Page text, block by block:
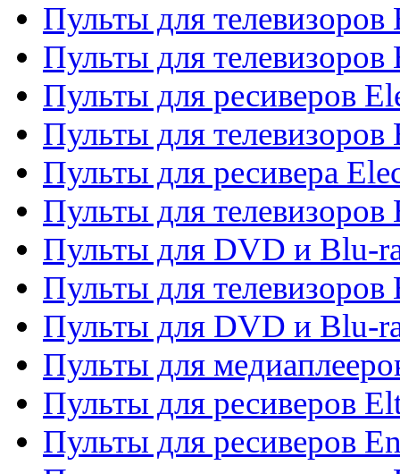
Пульты для телевизоров
Пульты для телевизоров
Пульты для ресиверов
Пульты для телевизоров
Пульты для ресивера
Пульты для телевизоров
Пульты для DVD и Blu-
Пульты для телевизоров
Пульты для DVD и Blu-
Пульты для
Пульты для ресиверов
Пульты для ресиверов